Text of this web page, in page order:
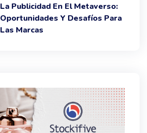
La Publicidad En El Metaverso:
Oportunidades Y Desafíos Para
Las Marcas